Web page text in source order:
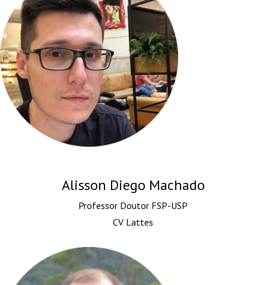
Alisson Diego Machado
Professor Doutor FSP-USP
CV Lattes